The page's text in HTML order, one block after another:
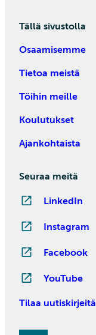
Tällä sivustolla
Osaamisemme
Tietoa meistä
Töihin meille
Koulutukset
Ajankohtaista
Seuraa meitä
LinkedIn
Instagram
Facebook
YouTube
Tilaa uutiskirjeitä